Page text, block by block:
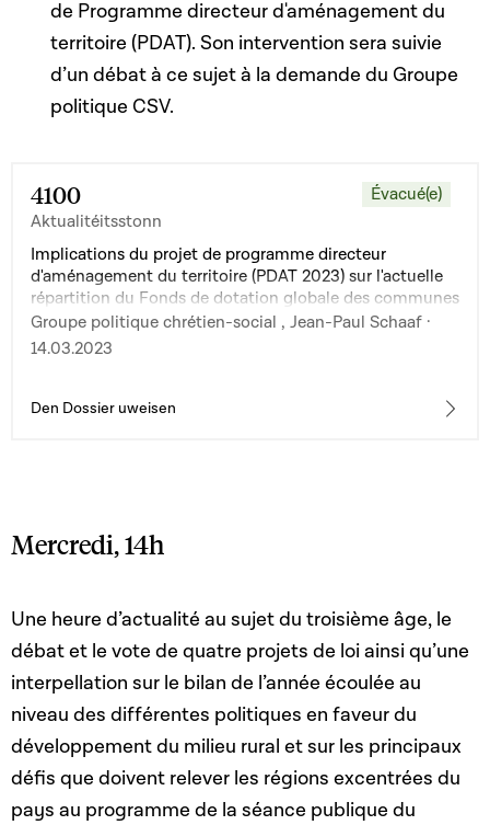
de Programme directeur d'aménagement du
territoire (PDAT). Son intervention sera suivie
d’un débat à ce sujet à la demande du Groupe
politique CSV.
4100
Aktualitéitsstonn
Évacué(e)
Implications du projet de programme directeur
d'aménagement du territoire (PDAT 2023) sur l'actuelle
répartition du Fonds de dotation globale des communes
Groupe politique chrétien-social , Jean-Paul Schaaf ·
14.03.2023
Den Dossier uweisen
Mercredi, 14h
Une heure d’actualité au sujet du troisième âge, le
débat et le vote de quatre projets de loi ainsi qu’une
interpellation sur le bilan de l’année écoulée au
niveau des différentes politiques en faveur du
développement du milieu rural et sur les principaux
défis que doivent relever les régions excentrées du
pays au programme de la séance publique du